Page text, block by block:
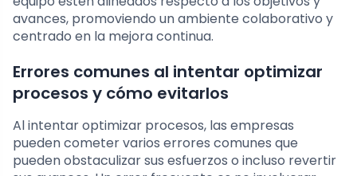
avances, promoviendo un ambiente colaborativo y
centrado en la mejora continua.
Errores comunes al intentar optimizar
procesos y cómo evitarlos
Al intentar optimizar procesos, las empresas
pueden cometer varios errores comunes que
pueden obstaculizar sus esfuerzos o incluso revertir